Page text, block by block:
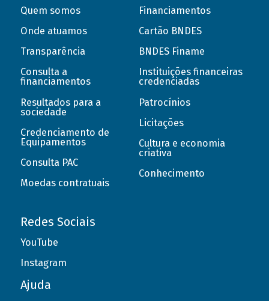
Quem somos
Onde atuamos
Transparência
Consulta a
financiamentos
Resultados para a
sociedade
Credenciamento de
Equipamentos
Consulta PAC
Moedas contratuais
Financiamentos
Cartão BNDES
BNDES Finame
Instituições financeiras
credenciadas
Patrocínios
Licitações
Cultura e economia
criativa
Conhecimento
Redes Sociais
YouTube
Instagram
Ajuda